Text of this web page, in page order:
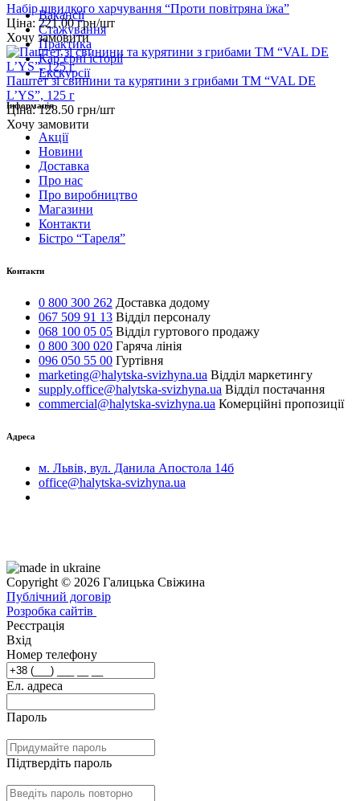
Набір швидкого харчування “Проти повітряна їжа”
Ціна: 221.00 грн/шт
Хочу замовити
Паштет зі свинини та курятини з грибами ТМ “VAL DE
L’YS”, 125 г
Ціна:128.50 грн/шт
Хочу замовити
Вакансії
Стажування
Практика
Карʼєрні історії
Екскурсії
Інформація
Акції
Новини
Доставка
Про нас
Про виробництво
Магазини
Контакти
Бістро “Тареля”
Контакти
0 800 300 262 Доставка додому
067 509 91 13 Відділ персоналу
068 100 05 05 Відділ гуртового продажу
0 800 300 020 Гаряча лінія
096 050 55 00 Гуртівня
marketing@halytska-svizhyna.ua Відділ маркетингу
supply.office@halytska-svizhyna.ua Відділ постачання
commercial@halytska-svizhyna.ua Комерційні пропозиції
Адреса
м. Львів, вул. Данила Апостола 14б
office@halytska-svizhyna.ua
Copyright © 2026 Галицька Свіжина
Публічний договір
Розробка сайтів
Реєстрація
Вхід
Номер телефону
Ел. адреса
Пароль
Підтвердіть пароль